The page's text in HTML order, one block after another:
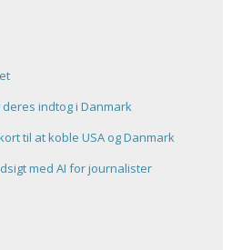
indtog i Danmark
til at koble USA og Danmark
med AI for journalister